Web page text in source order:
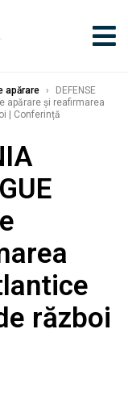
apărare ›
DEFENSE
apărare și reafirmarea
| Conferință
război